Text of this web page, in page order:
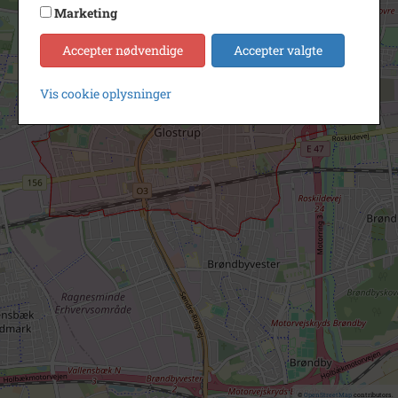
© OpenStreetMapcontributors.
Marketing
Accepter nødvendige Accepter valgte
Vis cookie oplysninger